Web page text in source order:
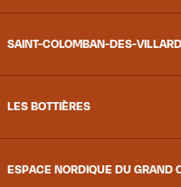
SAINT-COLOMBAN-DES-
LES BOTTIÈRES
ESPACE NORDIQUE DU GRAND